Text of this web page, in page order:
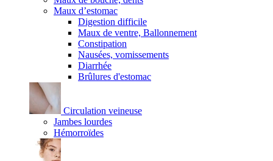
Maux d’estomac
Digestion difficile
Maux de ventre, Ballonnement
Constipation
Nausées, vomissements
Diarrhée
Brûlures d'estomac
Circulation veineuse
Jambes lourdes
Hémorroïdes